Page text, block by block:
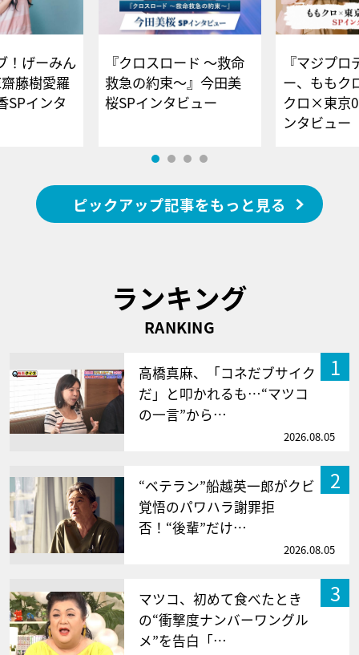
！げーみん
藤樹愛羅
SPインタ
『クロスロード ～救命
救急の約束～』今田美
桜SPインタビュー
『マジプロ
ー、ももク
クロ×東京
ンタビュー
ピックアップ記事をもっと見る
ランキング
RANKING
1
高橋真麻、「コネだブサイク
だ」と叩かれるも…“マツコ
の一言”から…
2026.08.05
2
“ベテラン”船越英一郎がクビ
覚悟のパワハラ謝罪拒
否！“後輩”だけ…
2026.08.05
3
マツコ、初めて食べたとき
の“衝撃度ナンバーワングル
メ”を告白「…